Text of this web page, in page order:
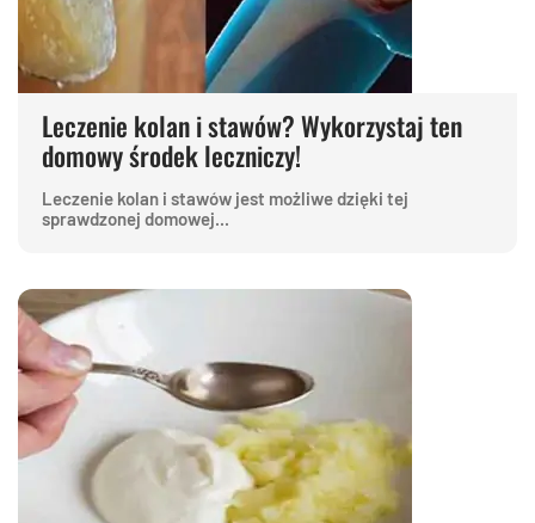
Leczenie kolan i stawów? Wykorzystaj ten
domowy środek leczniczy!
Leczenie kolan i stawów jest możliwe dzięki tej
sprawdzonej domowej...